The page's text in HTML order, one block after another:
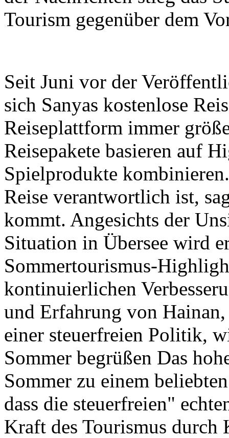
Tourism gegenüber dem
Seit Juni vor der
sich Sanyas kostenlose
Reiseplattform immer
Reisepakete basieren auf
Spielprodukte
Reise verantwortlich ist,
kommt. Angesichts der
Situation in Übersee wird
Sommertourismus-
kontinuierlichen
und Erfahrung von
einer steuerfreien Politik,
Sommer begrüßen Das
Sommer zu einem
dass die steuerfreien"
Kraft des Tourismus durch